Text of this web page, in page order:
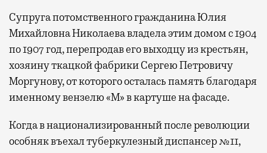
Супруга потомственного гражданина Юлия
Михайловна Николаева владела этим домом с 1904
по 1907 год, перепродав его выходцу из крестьян,
хозяину ткацкой фабрики Сергею Петровичу
Моргунову, от которого осталась память благодаря
именному вензелю «М» в картуше на фасаде.
Когда в национализированный после революции
особняк въехал туберкулезный диспансер №11,